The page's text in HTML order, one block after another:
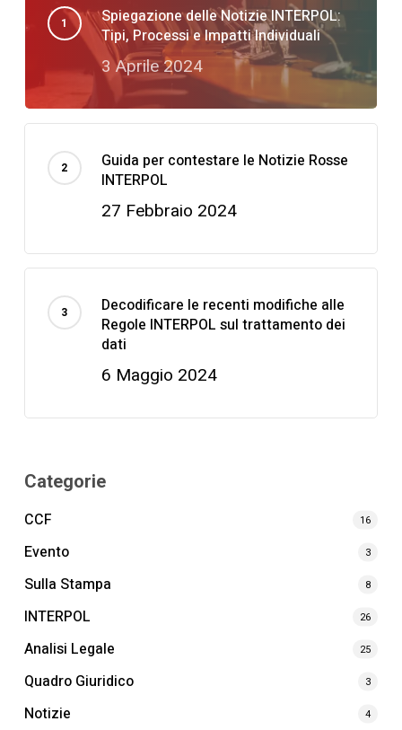
Spiegazione delle Notizie INTERPOL:
Tipi, Processi e Impatti Individuali
3 Aprile 2024
Guida per contestare le Notizie Rosse
INTERPOL
27 Febbraio 2024
Decodificare le recenti modifiche alle
Regole INTERPOL sul trattamento dei
dati
6 Maggio 2024
Categorie
CCF
16
Evento 3
Sulla Stampa 8
INTERPOL 26
Analisi Legale 25
Quadro Giuridico 3
Notizie 4